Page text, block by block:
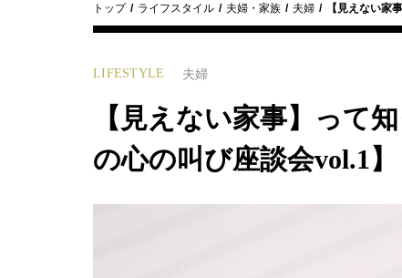
トップ ライフスタイル 夫婦・家族 夫婦 【見えない家
LIFESTYLE 夫婦
【見えない家事】って
の心の叫び座談会vol.1】